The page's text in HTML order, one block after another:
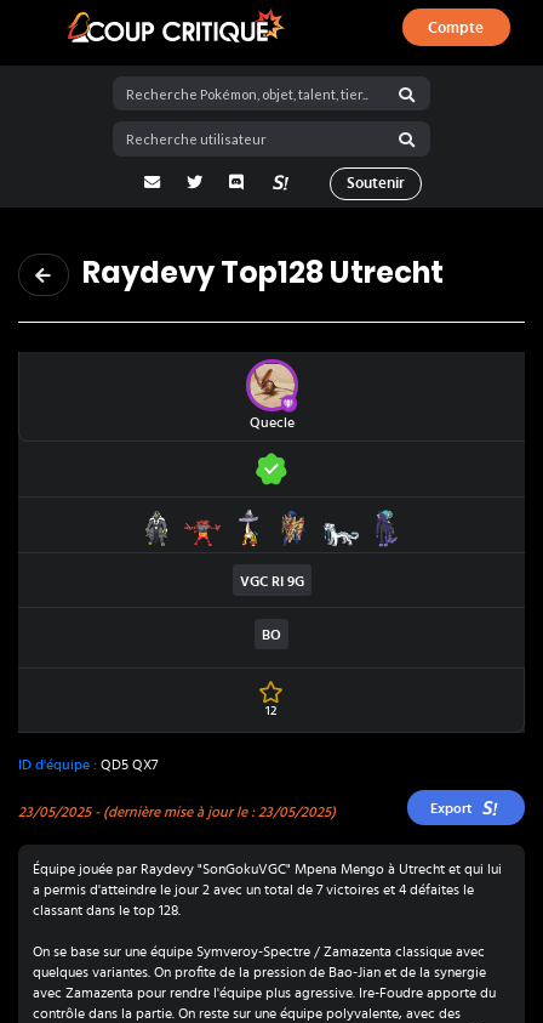
Coup Critique
Compte
adresse email
Twitter Discord La Salty Room sur Pokémon
Soutenir
Raydevy Top128 Utrecht
Quecle
Shifours Mille Poings
FélinfernoIre-FoudreZamazenta Bouclier Suprême
Baojian
VGC RI 9G
BO
12
ID d'équipe : QD5 QX7
23/05/2025 - (dernière mise à jour le : 23/05/2025) Export
Équipe jouée par Raydevy "SonGokuVGC" Mpena Mengo à Utrecht et qui lui
a permis d'atteindre le jour 2 avec un total de 7 victoires et 4 défaites le
classant dans le top 128.
On se base sur une équipe Symveroy-Spectre / Zamazenta classique avec
quelques variantes. On profite de la pression de Bao-Jian et de la synergie
avec Zamazenta pour rendre l'équipe plus agressive. Ire-Foudre apporte du
contrôle dans la partie. On reste sur une équipe polyvalente, avec des